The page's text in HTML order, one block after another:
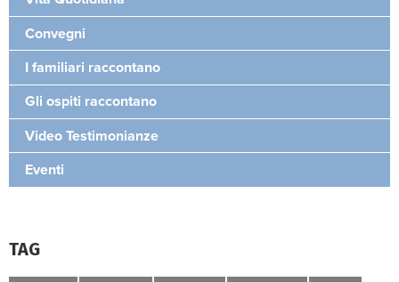
Convegni
I familiari raccontano
Gli ospiti raccontano
Video Testimonianze
Eventi
TAG